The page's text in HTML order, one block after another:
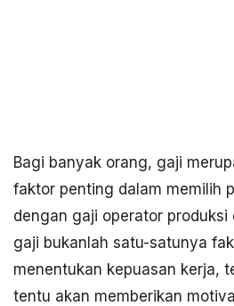
Bagi banyak orang, gaji
faktor penting dalam memilih
dengan gaji operator produksi
gaji bukanlah satu-satunya
menentukan kepuasan kerja,
tentu akan memberikan